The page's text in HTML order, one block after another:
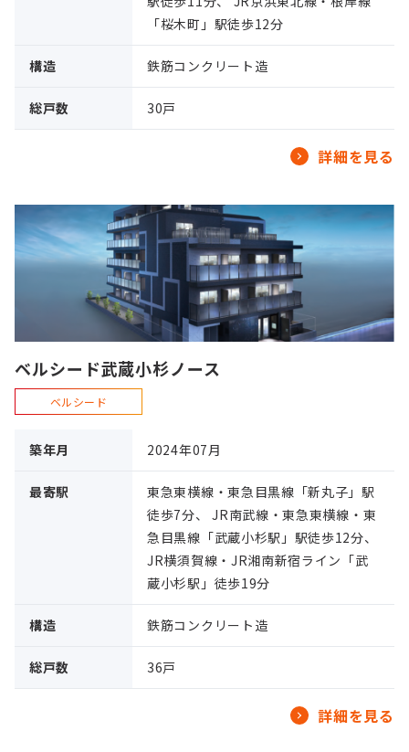
「桜木町」駅徒歩12分
構造 鉄筋コンクリート造
総戸数 30戸
詳細を見る
ベルシード武蔵小杉ノース
ベルシード
築年月 2024年07月
最寄駅
東急東横線・東急目黒線「新丸子」駅
徒歩7分、 JR南武線・東急東横線・東
急目黒線「武蔵小杉駅」駅徒歩12分、
JR横須賀線・JR湘南新宿ライン「武
蔵小杉駅」徒歩19分
構造 鉄筋コンクリート造
総戸数 36戸
詳細を見る